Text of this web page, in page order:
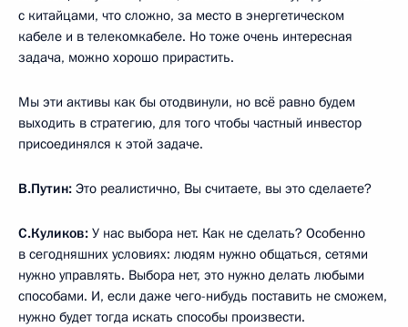
с китайцами, что сложно, за место в энергетическом
кабеле и в телекомкабеле. Но тоже очень интересная
задача, можно хорошо прирастить.
Мы эти активы как бы отодвинули, но всё равно будем
выходить в стратегию, для того чтобы частный инвестор
присоединялся к этой задаче.
В.Путин: Это реалистично, Вы считаете, вы это сделаете?
С.Куликов: У нас выбора нет. Как не сделать? Особенно
в сегодняшних условиях: людям нужно общаться, сетями
нужно управлять. Выбора нет, это нужно делать любыми
способами. И, если даже чего-нибудь поставить не сможем,
нужно будет тогда искать способы произвести.